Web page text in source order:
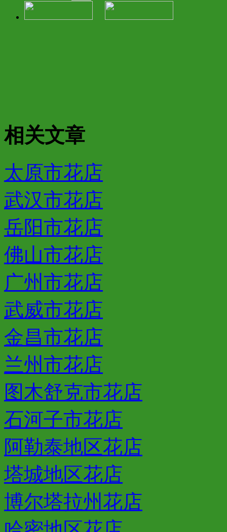
相关文章
太原市花店
武汉市花店
岳阳市花店
佛山市花店
广州市花店
武威市花店
金昌市花店
兰州市花店
图木舒克市花店
石河子市花店
阿勒泰地区花店
塔城地区花店
博尔塔拉州花店